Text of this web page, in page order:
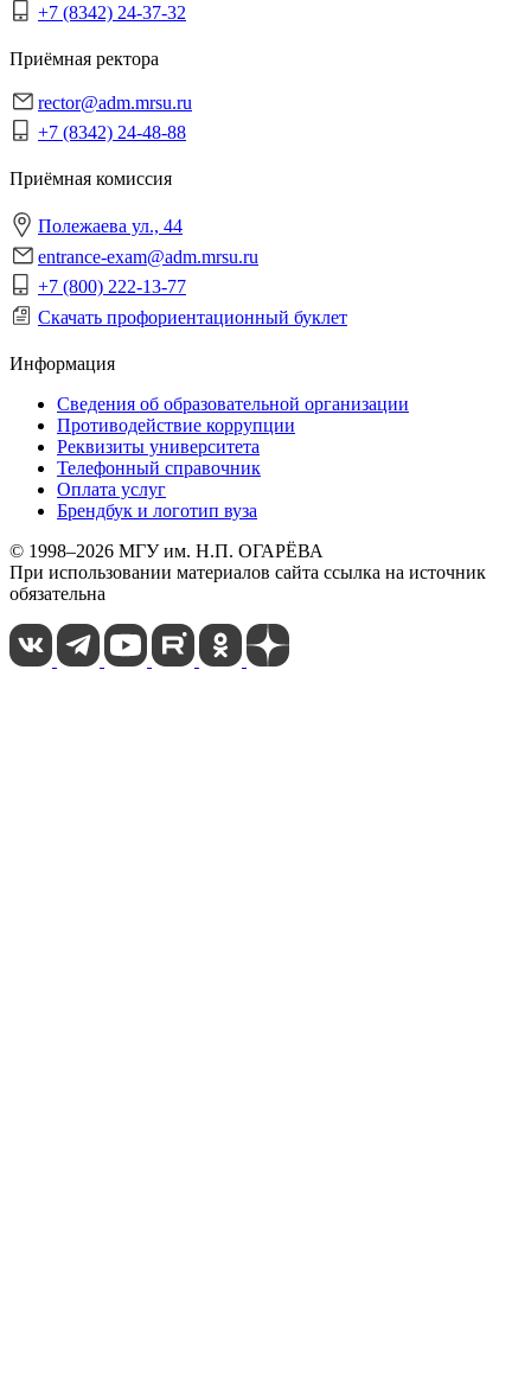
+7 (8342) 24-37-32
Приёмная ректора
rector@adm.mrsu.ru
+7 (8342) 24-48-88
Приёмная комиссия
Полежаева ул., 44
entrance-exam@adm.mrsu.ru
+7 (800) 222-13-77
Скачать профориентационный буклет
Информация
Сведения об образовательной организации
Противодействие коррупции
Реквизиты университета
Телефонный справочник
Оплата услуг
Брендбук и логотип вуза
© 1998–2026 МГУ им. Н.П. ОГАРЁВА
При использовании материалов сайта ссылка на источник
обязательна